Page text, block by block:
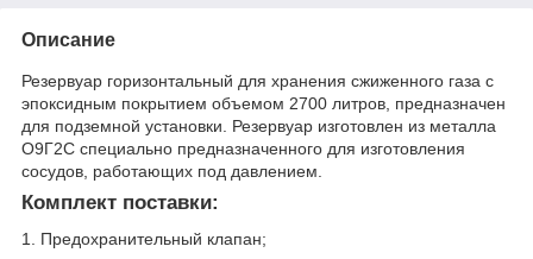
Описание
Резервуар горизонтальный для хранения сжиженного газа с
эпоксидным покрытием объемом 2700 литров, предназначен
для подземной установки. Резервуар изготовлен из металла
О9Г2С специально предназначенного для изготовления
сосудов, работающих под давлением.
Комплект поставки:
1. Предохранительный клапан;